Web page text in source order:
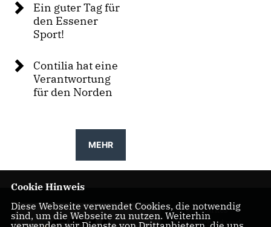
Ein guter Tag für
den Essener
Sport!
Contilia hat eine
Verantwortung
für den Norden
MEHR
für ein starkes
Rüttenscheid und
Cookie Hinweis
Diese Webseite verwendet Cookies, die notwendig
sind, um die Webseite zu nutzen. Weiterhin